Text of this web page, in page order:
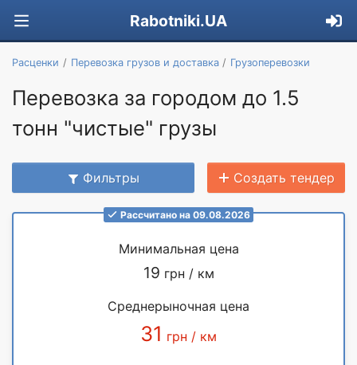
Rabotniki.UA
Расценки Перевозка грузов и доставка Грузоперевозки
Перевозка за городом до 1.5
тонн "чистые" грузы
Фильтры Создать тендер
Рассчитано на 09.08.2026
Минимальная цена
19 грн / км
Среднерыночная цена
31 грн / км